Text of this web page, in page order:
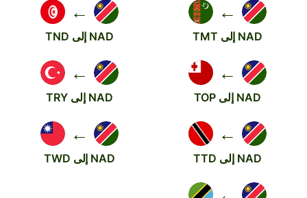
←
NAD إلى TMT
←
NAD إلى TND
←
NAD إلى TOP
←
NAD إلى TRY
←
NAD إلى TTD
←
NAD إلى TWD